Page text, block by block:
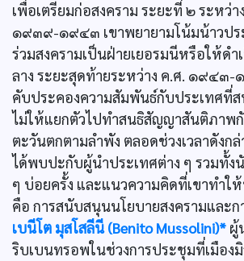
เพื่อเตรียมก่อสงคราม ระยะที่ ๒ ระหว่า
๑๙๓๙-๑๙๔๓ เขาพยายามโน้มน้าวปร
ร่วมสงครามเป็นฝ่ายเยอรมนีหรือให้ดำ
ลาง ระยะสุดท้ายระหว่าง ค.ศ. ๑๙๔๓
คับประคองความสัมพันธ์กับประเทศที่
ไม่ให้แยกตัวไปทำสนธิสัญญาสันติภาพ
ตะวันตกตามลำพัง ตลอดช่วงเวลาดังก
ได้พบปะกับผู้นำประเทศต่าง ๆ รวมทั้ง
ๆ บ่อยครั้ง และแนวความคิดที่เขาทำใ
คือ การสนับสนุนนโยบายสงครามและก
เบนีโต มุสโสลีนี (Benito Mussolini)* ผู้
ริบเบนทรอพในช่วงการประชุมที่เมือง